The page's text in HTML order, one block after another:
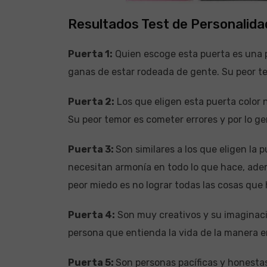
Resultados Test de
Puerta 1: Quien escoge esta puerta es
ganas de estar rodeada de gente. Su peor
Puerta 2: Los que eligen esta puerta
Su peor temor es cometer errores y por lo
Puerta 3: Son similares a los que eligen la
necesitan armonía en todo lo que hace,
peor miedo es no lograr todas las cosas que
Puerta 4: Son muy creativos y su
persona que entienda la vida de la manera
Puerta 5: Son personas pacíficas y